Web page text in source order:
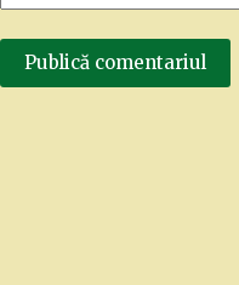
Publică comentariul